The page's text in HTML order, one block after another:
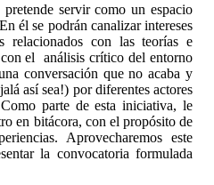
pretende servir como un espacio
él se podrán canalizar intereses
relacionados con las teorías e
el análisis crítico del entorno
conversación que no acaba y
así sea!) por diferentes actores
parte de esta iniciativa, le
en bitácora, con el propósito de
Aprovecharemos este
la convocatoria formulada